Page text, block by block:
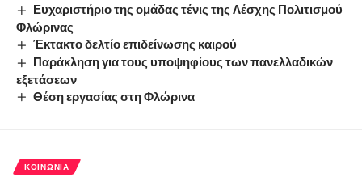
Ευχαριστήριο της ομάδας τένις της Λέσχης Πολιτισμού
Φλώρινας
Έκτακτο δελτίο επιδείνωσης καιρού
Παράκληση για τους υποψηφίους των πανελλαδικών
εξετάσεων
Θέση εργασίας στη Φλώρινα
ΚΟΙΝΩΝΊΑ